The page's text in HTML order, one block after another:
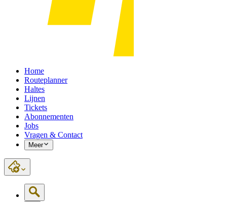
Home
Routeplanner
Haltes
Lijnen
Tickets
Abonnementen
Jobs
Vragen & Contact
Meer